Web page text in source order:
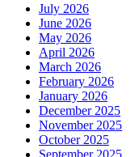
July 2026
June 2026
May 2026
April 2026
March 2026
February 2026
January 2026
December 2025
November 2025
October 2025
September 2025